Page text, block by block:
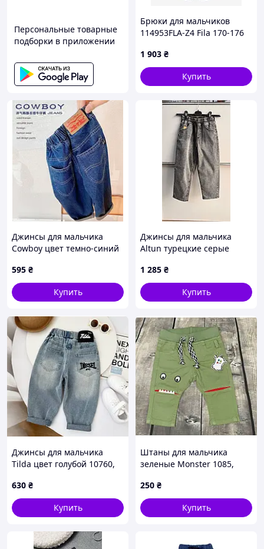
Персональные товарные
подборки в приложении
Брюки для мальчиков
114953FLA-Z4 Fila 170-176
114953FLA-Z4
1 903 ₴
Купить
Джинсы для мальчика
Cowboy цвет темно-синий
595 ₴
Купить
Джинсы для мальчика
Altun турецкие серые
см | Качественные
детские джинсы
1 285 ₴
Купить
Джинсы для мальчика
Tilda цвет голубой 10760,
630 ₴
Купить
Штаны для мальчика
зеленые Monster 1085,
250 ₴
Купить